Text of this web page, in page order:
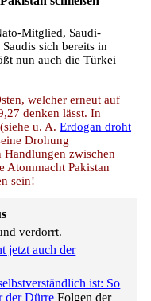
Mitglied, Saudi-
sich bereits in
nun auch die Türkei
welcher erneut auf
denken lässt. In
u. A. Erdogan droht
Drohung
Handlungen zwischen
Atommacht Pakistan
sein!
verdorrt.
jetzt auch der
ist: So
der Dürre Folgen der